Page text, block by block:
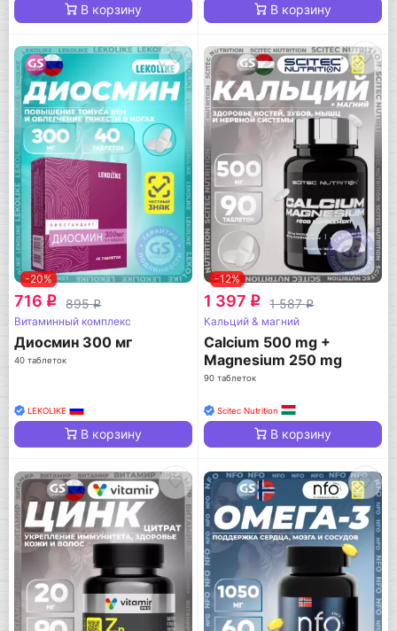
В корзину В корзину
-20%
716 q 895q
Витаминный комплекс
Диосмин 300 мг
40 таблеток
LEKOLIKE
В корзину
-12%
1 397 q 1 587q
Кальций & магний
Calcium 500 mg +
Magnesium 250 mg
90 таблеток
Scitec Nutrition
В корзину